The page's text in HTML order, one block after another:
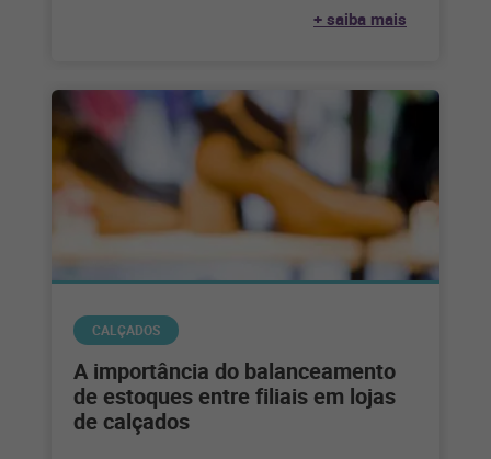
+ saiba mais
CALÇADOS
A importância do balanceamento
de estoques entre filiais em lojas
de calçados